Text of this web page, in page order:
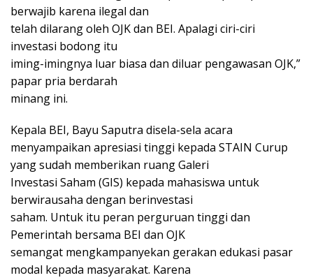
berwajib karena ilegal dan
telah dilarang oleh OJK dan BEI. Apalagi ciri-ciri
investasi bodong itu
iming-imingnya luar biasa dan diluar pengawasan OJK,”
papar pria berdarah
minang ini.
Kepala BEI, Bayu Saputra disela-sela acara
menyampaikan apresiasi tinggi kepada STAIN Curup
yang sudah memberikan ruang Galeri
Investasi Saham (GIS) kepada mahasiswa untuk
berwirausaha dengan berinvestasi
saham. Untuk itu peran perguruan tinggi dan
Pemerintah bersama BEI dan OJK
semangat mengkampanyekan gerakan edukasi pasar
modal kepada masyarakat. Karena